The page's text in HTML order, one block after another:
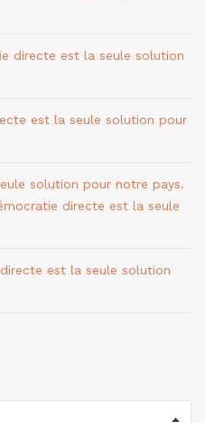
directe est la seule solution
est la seule solution pour
solution pour notre pays.
directe est la seule
est la seule solution